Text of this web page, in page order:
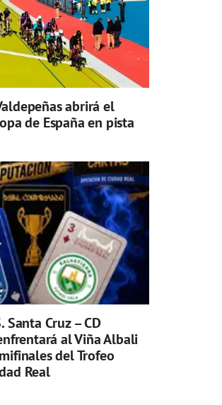
abrirá el
de España en pista
Santa Cruz – CD
al Viña Albali
del Trofeo
Real